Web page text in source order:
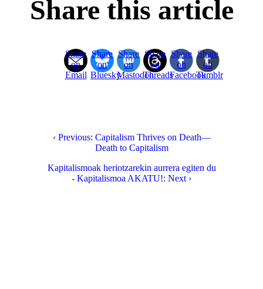
Share this article
Share
on
Email
Share
on
Bluesky
Share
on
Mastodon
Share
on
Threads
Share
on
Facebook
Share
on
Tumblr
‹ Previous: Capitalism Thrives on Death—
Death to Capitalism
Kapitalismoak heriotzarekin aurrera egiten du
- Kapitalismoa AKATU!: Next ›